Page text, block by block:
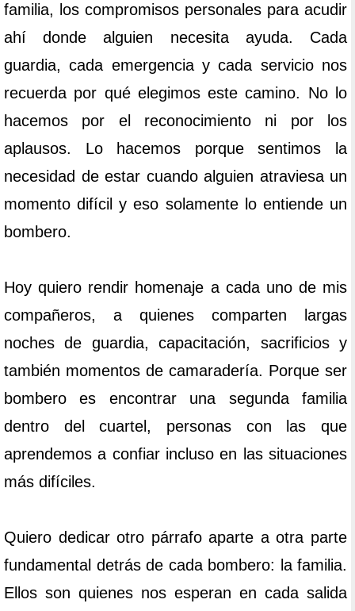
familia, los compromisos personales para acudir
ahí donde alguien necesita ayuda. Cada
guardia, cada emergencia y cada servicio nos
recuerda por qué elegimos este camino. No lo
hacemos por el reconocimiento ni por los
aplausos. Lo hacemos porque sentimos la
necesidad de estar cuando alguien atraviesa un
momento difícil y eso solamente lo entiende un
bombero.
Hoy quiero rendir homenaje a cada uno de mis
compañeros, a quienes comparten largas
noches de guardia, capacitación, sacrificios y
también momentos de camaradería. Porque ser
bombero es encontrar una segunda familia
dentro del cuartel, personas con las que
aprendemos a confiar incluso en las situaciones
más difíciles.
Quiero dedicar otro párrafo aparte a otra parte
fundamental detrás de cada bombero: la familia.
Ellos son quienes nos esperan en cada salida